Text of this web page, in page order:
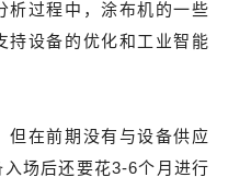
析过程中，涂布机的一些
持设备的优化和工业智能
但在前期没有与设备供应
场后还要花3-6个月进行